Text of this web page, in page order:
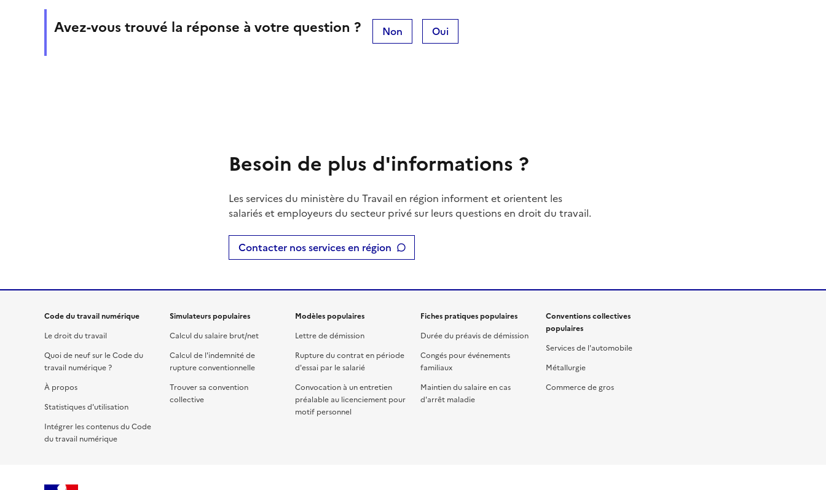
Avez-vous trouvé la réponse à votre question ? Non Oui
Besoin de plus d'informations ?
Les services du ministère du Travail en région informent et orientent les
salariés et employeurs du secteur privé sur leurs questions en droit du travail.
Contacter nos services en région
Code du travail numérique
Le droit du travail
Quoi de neuf sur le Code du
travail numérique ?
À propos
Statistiques d'utilisation
Intégrer les contenus du Code
du travail numérique
Simulateurs populaires
Calcul du salaire brut/net
Calcul de l'indemnité de
rupture conventionnelle
Trouver sa convention
collective
Modèles populaires
Lettre de démission
Rupture du contrat en période
d'essai par le salarié
Convocation à un entretien
préalable au licenciement pour
motif personnel
Fiches pratiques populaires
Durée du préavis de démission
Congés pour événements
familiaux
Maintien du salaire en cas
d'arrêt maladie
Conventions collectives
populaires
Services de l'automobile
Métallurgie
Commerce de gros